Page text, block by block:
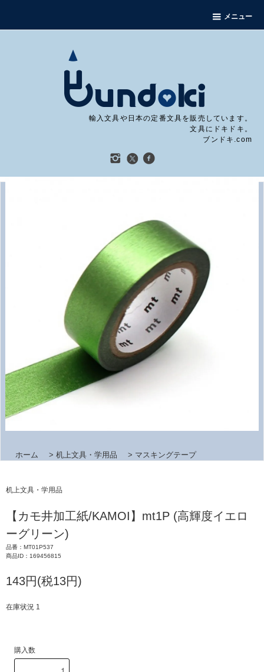
メニュー
輸入文具や日本の定番文具を販売しています。
文具にドキドキ。
ブンドキ.com
ホーム > 机上文具・学用品 > マスキングテープ
机上文具・学用品
【カモ井加工紙/KAMOI】mt1P (高輝度イエロ
ーグリーン)
品番：MT01P537
商品ID：169456815
143円(税13円)
在庫状況 1
購入数